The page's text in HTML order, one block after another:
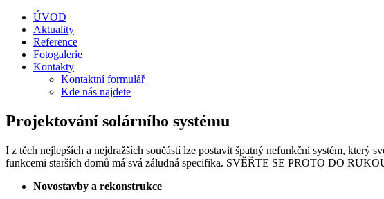
ÚVOD
Aktuality
Reference
Fotogalerie
Kontakty
Kontaktní formulář
Kde nás najdete
Projektování solárního systému
I z těch nejlepších a nejdražších součástí lze postavit špatný nefunkční systém,
funkcemi starších domů má svá záludná specifika. SVĚŘTE SE PROTO DO
Novostavby a rekonstrukce